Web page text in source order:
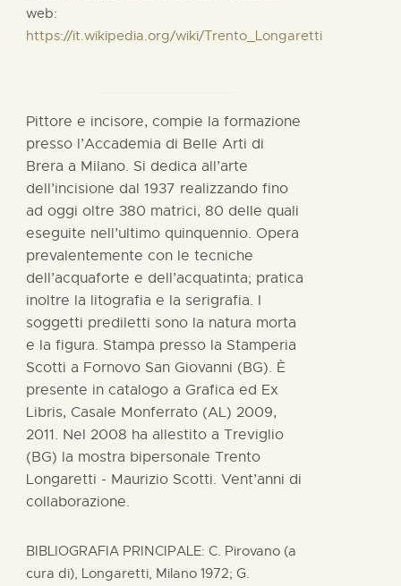
web:
https://it.wikipedia.org/wiki/Trento_Longaretti
Pittore e incisore, compie la formazione
presso l’Accademia di Belle Arti di
Brera a Milano. Si dedica all’arte
dell’incisione dal 1937 realizzando fino
ad oggi oltre 380 matrici, 80 delle quali
eseguite nell’ultimo quinquennio. Opera
prevalentemente con le tecniche
dell’acquaforte e dell’acquatinta; pratica
inoltre la litografia e la serigrafia. I
soggetti prediletti sono la natura morta
e la figura. Stampa presso la Stamperia
Scotti a Fornovo San Giovanni (BG). È
presente in catalogo a Grafica ed Ex
Libris, Casale Monferrato (AL) 2009,
2011. Nel 2008 ha allestito a Treviglio
(BG) la mostra bipersonale Trento
Longaretti - Maurizio Scotti. Vent’anni di
collaborazione.
BIBLIOGRAFIA PRINCIPALE: C. Pirovano (a
cura di), Longaretti, Milano 1972; G.